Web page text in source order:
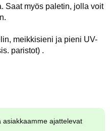
Saat myös paletin, jolla voit
meikkisieni ja pieni UV-
paristot) .
asiakkaamme ajattelevat